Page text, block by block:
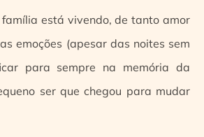
família está vivendo, de tanto amor
emoções (apesar das noites sem
para sempre na memória da
ser que chegou para mudar